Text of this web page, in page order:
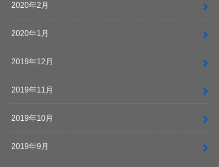
2020年2月
2020年1月
2019年12月
2019年11月
2019年10月
2019年9月